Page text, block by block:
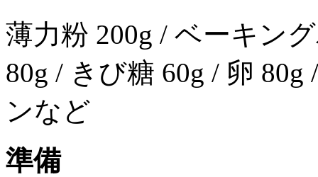
薄力粉 200g / ベーキン
80g / きび糖 60g / 卵
ンなど
準備